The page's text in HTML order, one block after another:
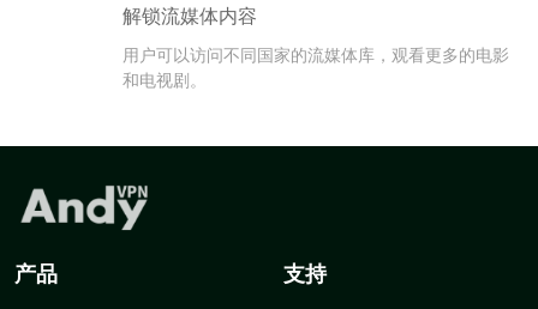
解锁流媒体内容
用户可以访问不同国家的流媒体库，观看更多的电影
和电视剧。
产品 支持